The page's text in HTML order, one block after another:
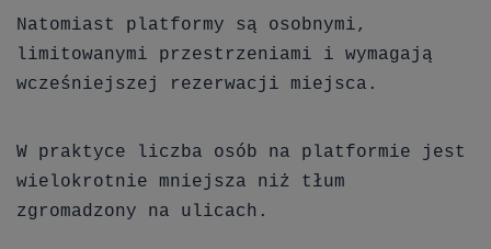
Natomiast platformy są osobnymi,
limitowanymi przestrzeniami i wymagają
wcześniejszej rezerwacji miejsca.
W praktyce liczba osób na platformie jest
wielokrotnie mniejsza niż tłum
zgromadzony na ulicach.